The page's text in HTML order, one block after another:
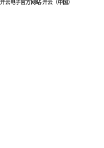
开云电子官方网站-开云（中国）